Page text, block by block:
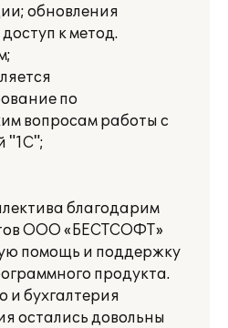
обновления
к метод.
по
вопросам работы с
"1С";
благодарим
ООО «БЕСТСОФТ»
помощь и поддержку
продукта.
и бухгалтерия
остались довольны